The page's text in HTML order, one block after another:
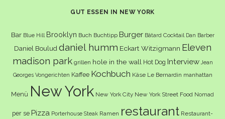
GUT ESSEN IN NEW YORK
Bar Blue Hill Brooklyn Buch Buchtipp Burger Bâtard Cocktail Dan Barber
Daniel Boulud daniel humm Eckart Witzigmann Eleven
madison park grillen hole in the wall Hot Dog Interview Jean
Georges Vongerichten Kaffee Kochbuch Käse Le Bernardin manhattan
Menü New York New York City New York Street Food Nomad
per se Pizza Porterhouse Steak Ramen restaurant Restaurant-